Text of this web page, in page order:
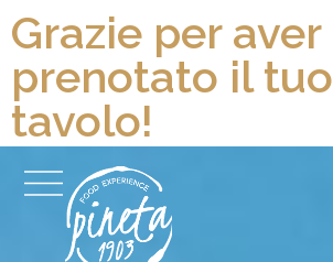
Grazie per aver
prenotato il tuo
tavolo!